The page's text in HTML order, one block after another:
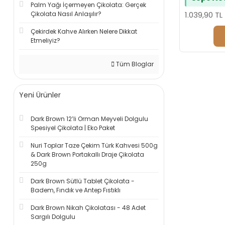
Palm Yağı İçermeyen Çikolata: Gerçek
Çikolata Nasıl Anlaşılır?
Çekirdek Kahve Alırken Nelere Dikkat
Etmeliyiz?
Tüm Bloglar
Yeni Ürünler
Dark Brown 12’li Orman Meyveli Dolgulu
Spesiyel Çikolata | Eko Paket
Nuri Toplar Taze Çekim Türk Kahvesi 500g
& Dark Brown Portakallı Draje Çikolata
250g
Dark Brown Sütlü Tablet Çikolata -
Badem, Fındık ve Antep Fıstıklı
Dark Brown Nikah Çikolatası - 48 Adet
Sargılı Dolgulu
1.039,90 TL